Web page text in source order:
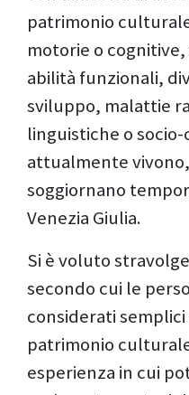
patrimonio
motorie o
abilità funzionali,
sviluppo, malattie
linguistiche o
attualmente
soggiornano
Venezia Giulia.
Si è voluto
secondo cui le
considerati
patrimonio
esperienza in cui